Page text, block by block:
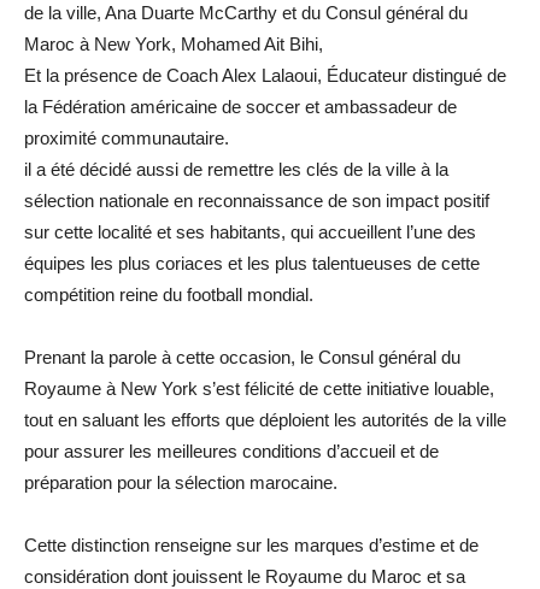
de la ville, Ana Duarte McCarthy et du Consul général du
Maroc à New York, Mohamed Ait Bihi,
Et la présence de Coach Alex Lalaoui, Éducateur distingué de
la Fédération américaine de soccer et ambassadeur de
proximité communautaire.
il a été décidé aussi de remettre les clés de la ville à la
sélection nationale en reconnaissance de son impact positif
sur cette localité et ses habitants, qui accueillent l’une des
équipes les plus coriaces et les plus talentueuses de cette
compétition reine du football mondial.
Prenant la parole à cette occasion, le Consul général du
Royaume à New York s’est félicité de cette initiative louable,
tout en saluant les efforts que déploient les autorités de la ville
pour assurer les meilleures conditions d’accueil et de
préparation pour la sélection marocaine.
Cette distinction renseigne sur les marques d’estime et de
considération dont jouissent le Royaume du Maroc et sa